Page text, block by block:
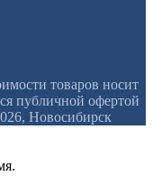
товаров носит
публичной офертой
Новосибирск